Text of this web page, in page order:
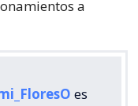
a
es